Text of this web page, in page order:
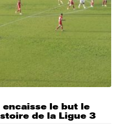
encaisse le but le
de la Ligue 3